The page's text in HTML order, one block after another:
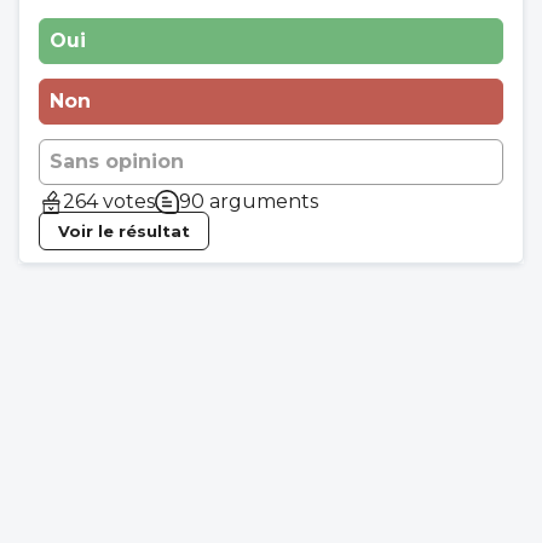
Oui
Non
Sans opinion
264 votes
90 arguments
Voir le résultat